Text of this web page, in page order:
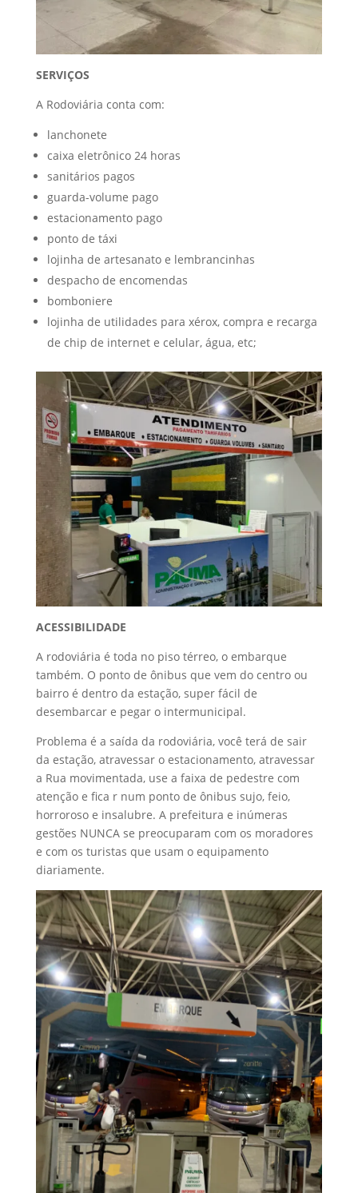
SERVIÇOS
A Rodoviária conta com:
lanchonete
caixa eletrônico 24 horas
sanitários pagos
guarda-volume pago
estacionamento pago
ponto de táxi
lojinha de artesanato e lembrancinhas
despacho de encomendas
bomboniere
lojinha de utilidades para xérox, compra e recarga
de chip de internet e celular, água, etc;
ACESSIBILIDADE
A rodoviária é toda no piso térreo, o embarque
também. O ponto de ônibus que vem do centro ou
bairro é dentro da estação, super fácil de
desembarcar e pegar o intermunicipal.
Problema é a saída da rodoviária, você terá de sair
da estação, atravessar o estacionamento, atravessar
a Rua movimentada, use a faixa de pedestre com
atenção e fica r num ponto de ônibus sujo, feio,
horroroso e insalubre. A prefeitura e inúmeras
gestões NUNCA se preocuparam com os moradores
e com os turistas que usam o equipamento
diariamente.